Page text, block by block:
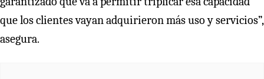
que los clientes vayan adquirieron más uso y servicios”,
asegura.